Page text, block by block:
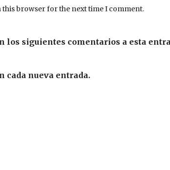
this browser for the next time I comment.
los siguientes comentarios a esta
cada nueva entrada.